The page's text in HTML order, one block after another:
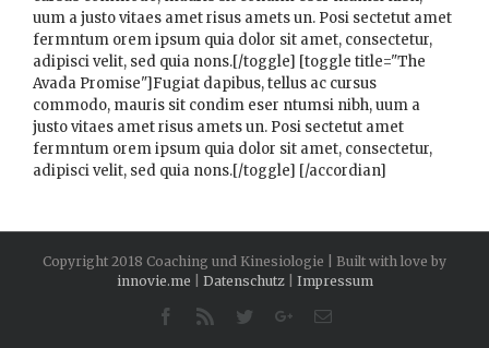
uum a justo vitaes amet risus amets un. Posi sectetut amet
fermntum orem ipsum quia dolor sit amet, consectetur,
adipisci velit, sed quia nons.[/toggle] [toggle title="The
Avada Promise"]Fugiat dapibus, tellus ac cursus
commodo, mauris sit condim eser ntumsi nibh, uum a
justo vitaes amet risus amets un. Posi sectetut amet
fermntum orem ipsum quia dolor sit amet, consectetur,
adipisci velit, sed quia nons.[/toggle] [/accordian]
Copyright 2018 Coaching und Kinesiologie | Built with love by
innovie.me
Datenschutz| Impressum
Facebook
Rss TwitterGoogle+Email